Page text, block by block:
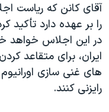
آقای کانن که ریاست
را بر عهده دارد
در این اجلاس خواهد
ایران، برای متقاعد
های غنی سازی
رایزنی کنند.